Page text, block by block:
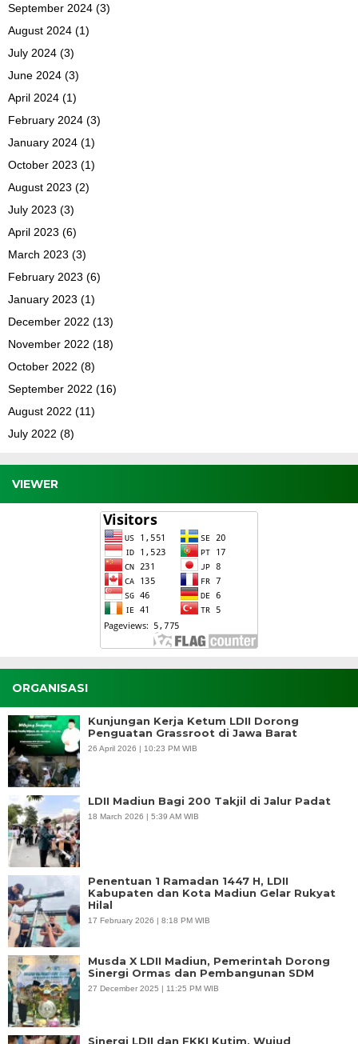
September 2024 (3)
August 2024 (1)
July 2024 (3)
June 2024 (3)
April 2024 (1)
February 2024 (3)
January 2024 (1)
October 2023 (1)
August 2023 (2)
July 2023 (3)
April 2023 (6)
March 2023 (3)
February 2023 (6)
January 2023 (1)
December 2022 (13)
November 2022 (18)
October 2022 (8)
September 2022 (16)
August 2022 (11)
July 2022 (8)
VIEWER
ORGANISASI
Kunjungan Kerja Ketum LDII Dorong
Penguatan Grassroot di Jawa Barat
26 April 2026 | 10:23 PM WIB
LDII Madiun Bagi 200 Takjil di Jalur Padat
18 March 2026 | 5:39 AM WIB
Penentuan 1 Ramadan 1447 H, LDII
Kabupaten dan Kota Madiun Gelar Rukyat
Hilal
17 February 2026 | 8:18 PM WIB
Musda X LDII Madiun, Pemerintah Dorong
Sinergi Ormas dan Pembangunan SDM
27 December 2025 | 11:25 PM WIB
Sinergi LDII dan FKKI Kutim, Wujud